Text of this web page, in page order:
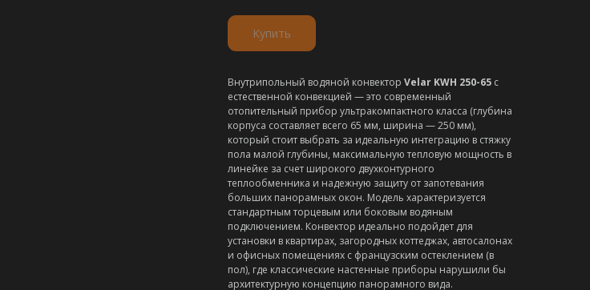
Купить
Внутрипольный водяной конвектор Velar KWH 250-65 с
естественной конвекцией — это современный
отопительный прибор ультракомпактного класса (глубина
корпуса составляет всего 65 мм, ширина — 250 мм),
который стоит выбрать за идеальную интеграцию в стяжку
пола малой глубины, максимальную тепловую мощность в
линейке за счет широкого двухконтурного
теплообменника и надежную защиту от запотевания
больших панорамных окон. Модель характеризуется
стандартным торцевым или боковым водяным
подключением. Конвектор идеально подойдет для
установки в квартирах, загородных коттеджах, автосалонах
и офисных помещениях с французским остеклением (в
пол), где классические настенные приборы нарушили бы
архитектурную концепцию панорамного вида.